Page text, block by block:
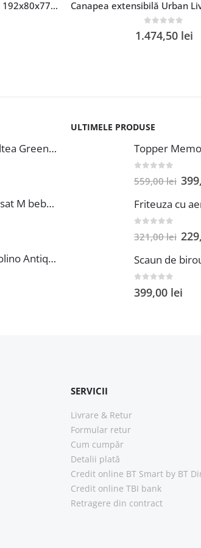
Canapea extensibila Alfi Grey 192x80x77 cm cu lada de depozitare Blue Anemone, design modern si confortabil, suprafata de dormit 194×141 cm, material textil
out of 5
1.474,50 lei
Topper Saltea Green Future Basic Confort 80x190 cm Spuma Poliuretanica Elastica Husa PES 100%
Saltea infasat M bebeluca 38x70 cm spuma PVC lavabila pentru confort si siguranta bebelusului
Pilota Cocolino Antique Alcam 140x200 cm din Microfibra si Fleece pentru Confort Premium
ULTIMELE PRODUSE
559,00lei
321,00lei
399,00 lei
SERVICII
Livrare & Retur
Formular retur
Cum cumpăr
Detalii plată
Credit online BT Smart by BT
Credit online TBI bank
Retragere din contract